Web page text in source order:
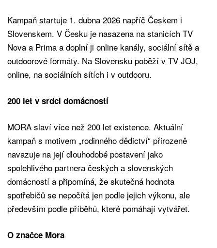
Kampaň startuje 1. dubna 2026 napříč Českem i
Slovenskem. V Česku je nasazena na stanicích TV
Nova a Prima a doplní ji online kanály, sociální sítě a
outdoorové formáty. Na Slovensku poběží v TV JOJ,
online, na sociálních sítích i v outdooru.
200 let v srdci domácností
MORA slaví více než 200 let existence. Aktuální
kampaň s motivem „rodinného dědictví“ přirozeně
navazuje na její dlouhodobé postavení jako
spolehlivého partnera českých a slovenských
domácností a připomíná, že skutečná hodnota
spotřebičů se nepočítá jen podle jejich výkonu, ale
především podle příběhů, které pomáhají vytvářet.
O značce Mora